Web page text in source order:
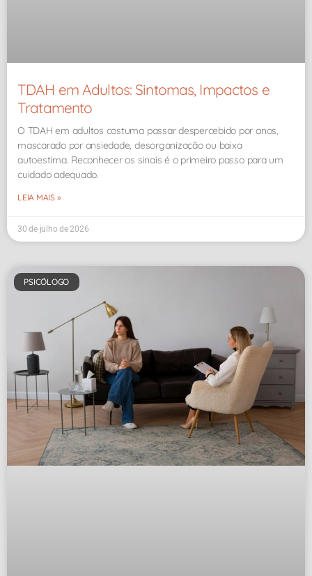
TDAH em Adultos: Sintomas, Impactos e
Tratamento
O TDAH em adultos costuma passar despercebido por anos,
mascarado por ansiedade, desorganização ou baixa
autoestima. Reconhecer os sinais é o primeiro passo para um
cuidado adequado.
LEIA MAIS »
30 de julho de 2026
PSICÓLOGO